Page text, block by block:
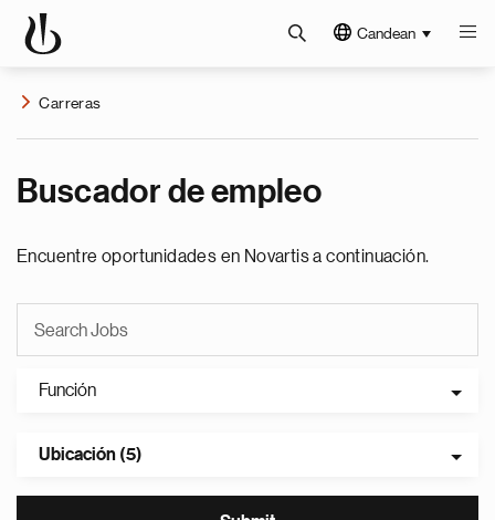
Candean
Carreras
Buscador de empleo
Encuentre oportunidades en Novartis a continuación.
Función
Ubicación (5)